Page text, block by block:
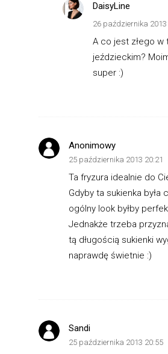
DaisyLine
26 października 2013
A co jest złego w
jeździeckim?
super :)
Anonimowy
25 października 2013 20:21
Ta fryzura idealnie do
Gdyby ta sukienka była
ogólny look byłby
Jednakże trzeba
tą długością sukienki
naprawdę świetnie :)
Sandi
25 października 2013 20:55